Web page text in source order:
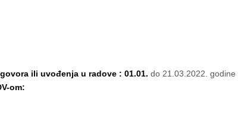
ili uvođenja u radove : 01.01. do 21.03.2022. godine
om: